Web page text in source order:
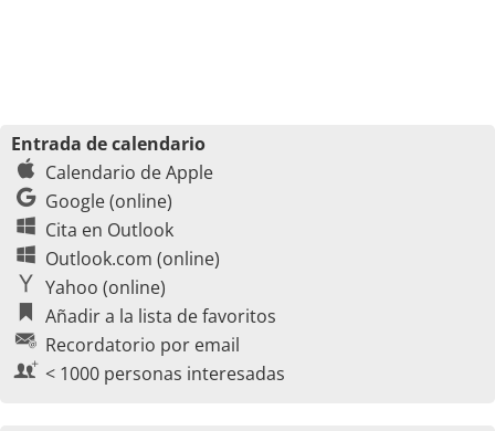
Entrada de calendario
Calendario de Apple
Google (online)
Cita en Outlook
Outlook.com (online)
Yahoo (online)
Añadir a la lista de favoritos
Recordatorio por email
< 1000 personas interesadas